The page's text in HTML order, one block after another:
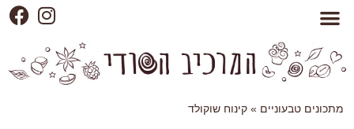
מתכונים טבעוניים »קינוח שוקולד